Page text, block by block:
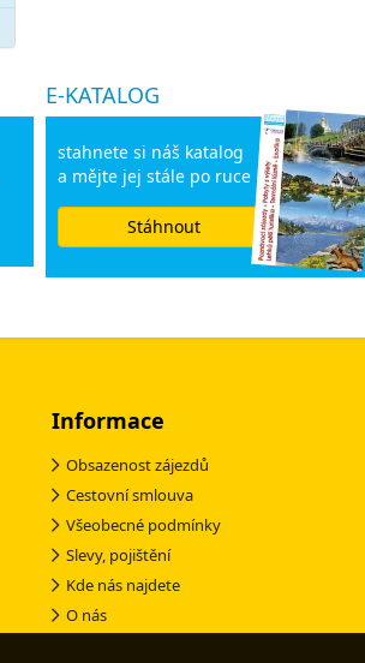
E-KATALOG
stahnete si náš katalog
a mějte jej stále po ruce
Stáhnout
Informace
Obsazenost zájezdů
Cestovní smlouva
Všeobecné podmínky
Slevy, pojištění
Kde nás najdete
O nás